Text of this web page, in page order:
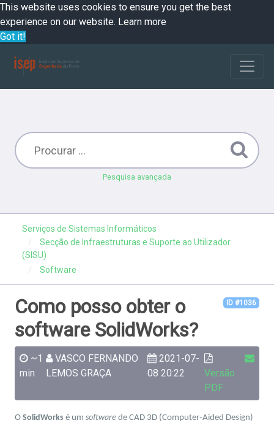
This website uses cookies to ensure you get the best
experience on our website. Learn more
Got it!
Pesquisa avançada
Serviços de Sistemas Informáticos
Secção de Infraestruturas e Suporte ao Utilizador
(SISU)
Software
ID #1036
Como posso obter o
software SolidWorks?
~1
min
VASCO FERNANDO
LEMOS GRAÇA
2021-07-
08 20:22
Versão
PDF
O SolidWorks é um software de CAD 3D (Computer-Aided Design)